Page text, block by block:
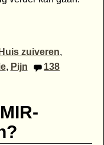
Huis zuiveren,
, Pijn
138